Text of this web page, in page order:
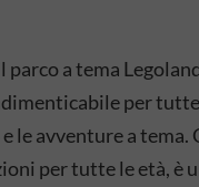
parco a tema
per
le avventure a tema.
per tutte le età, è